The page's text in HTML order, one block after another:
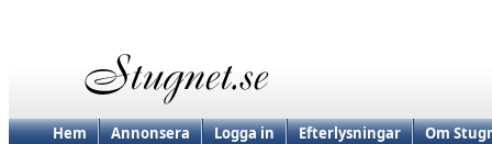
Hem Annonsera Logga in Efterlysningar Om